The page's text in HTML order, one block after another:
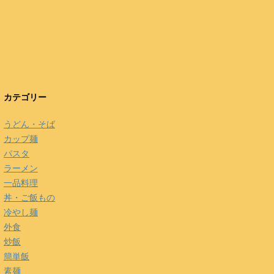
カテゴリー
うどん・そば
カップ麺
パスタ
ラーメン
一品料理
丼・ご飯もの
冷やし麺
外食
炒飯
簡単飯
素麺